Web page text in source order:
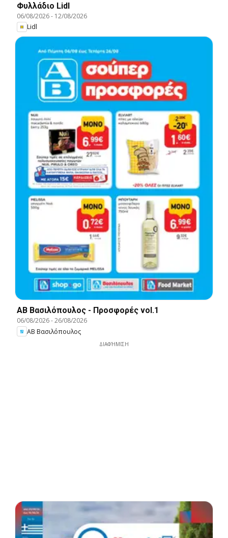
Φυλλάδιο Lidl
06/08/2026- 12/08/2026
Lidl
ΑΒ Βασιλόπουλος - Προσφορές vol.1
06/08/2026-26/08/2026
ΑΒ Βασιλόπουλος
ΔΙΑΦΉΜΙΣΗ